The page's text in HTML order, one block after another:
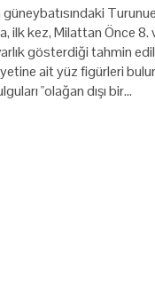
güneybatısındaki
ilk kez, Milattan Önce 8.
gösterdiği tahmin
ait yüz figürleri
"olağan dışı bir…